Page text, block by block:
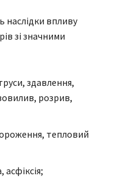
наслідки впливу
зі значними
здавлення,
розрив,
тепловий